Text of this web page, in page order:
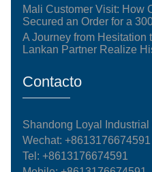
Mali Customer Visit: How
Secured an Order for a
A Journey from Hesitation
Lankan Partner Realize
Contacto
Shandong Loyal Industrial
Wechat: +8613176674591
Tel:+8613176674591